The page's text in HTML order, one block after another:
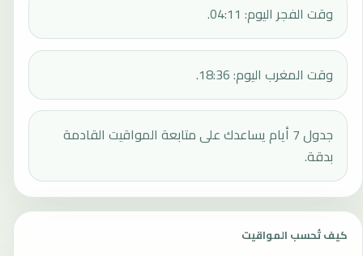
وقت الفجر اليوم: 04:11.
وقت المغرب اليوم: 18:36.
جدول 7 أيام يساعدك على متابعة المواقيت القادمة
بدقة.
كيف تُحسب المواقيت